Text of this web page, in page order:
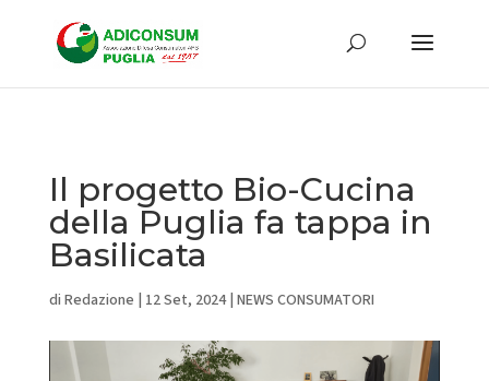
Il progetto Bio-Cucina
della Puglia fa tappa in
Basilicata
di Redazione 12 Set, 2024| NEWS CONSUMATORI